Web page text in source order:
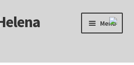
Menú